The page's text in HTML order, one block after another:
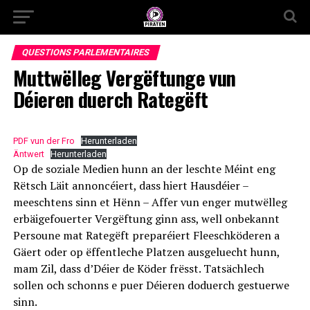
QUESTIONS PARLEMENTAIRES
Muttwëlleg Vergëftunge vun
Déieren duerch Rategëft
PDF vun der Fro
Herunterladen
Äntwert
Herunterladen
Op de soziale Medien hunn an der leschte Méint eng
Rëtsch Läit annoncéiert, dass hiert Hausdéier –
meeschtens sinn et Hënn – Affer vun enger mutwëlleg
erbäigefouerter Vergëftung ginn ass, well onbekannt
Persoune mat Rategëft preparéiert Fleeschköderen a
Gäert oder op ëffentleche Platzen ausgeluecht hunn,
mam Zil, dass d’Déier de Köder frësst. Tatsächlech
sollen och schonns e puer Déieren doduerch gestuerwe
sinn.